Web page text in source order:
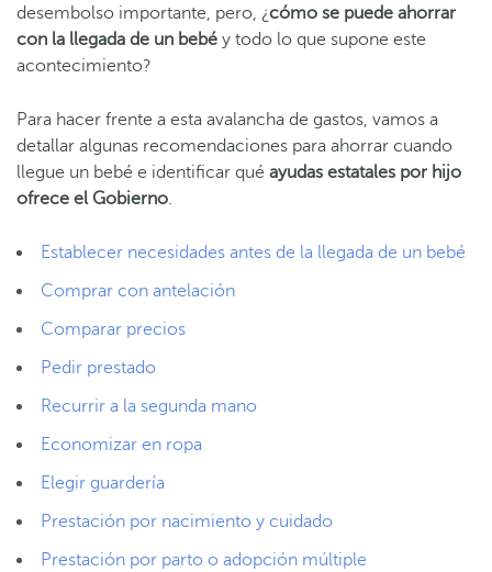
desembolso importante, pero, ¿cómo se puede ahorrar
con la llegada de un bebé y todo lo que supone este
acontecimiento?
Para hacer frente a esta avalancha de gastos, vamos a
detallar algunas recomendaciones para ahorrar cuando
llegue un bebé e identificar qué ayudas estatales por hijo
ofrece el Gobierno.
Establecer necesidades antes de la llegada de un bebé
Comprar con antelación
Comparar precios
Pedir prestado
Recurrir a la segunda mano
Economizar en ropa
Elegir guardería
Prestación por nacimiento y cuidado
Prestación por parto o adopción múltiple